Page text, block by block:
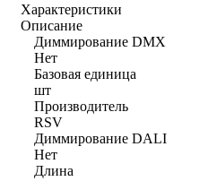
Характеристики
Описание
Диммирование DMX
Нет
Базовая единица
шт
Производитель
RSV
Диммирование DALI
Нет
Длина